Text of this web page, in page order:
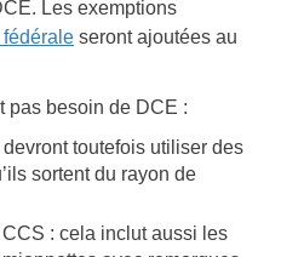
Les exemptions
fédérale seront ajoutées au
pas besoin de DCE :
toutefois utiliser des
sortent du rayon de
: cela inclut aussi les